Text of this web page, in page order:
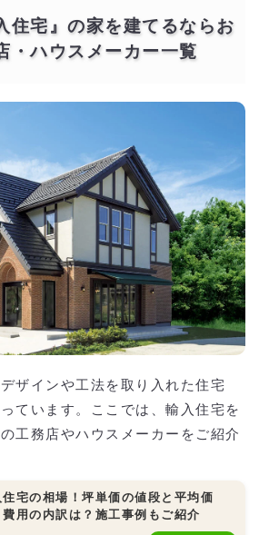
住宅』の家を建てるならお
・ハウスメーカー一覧
ザインや工法を取り入れた住宅
ています。ここでは、輸入住宅を
工務店やハウスメーカーをご紹介
住宅の相場！坪単価の値段と平均価
費用の内訳は？施工事例もご紹介